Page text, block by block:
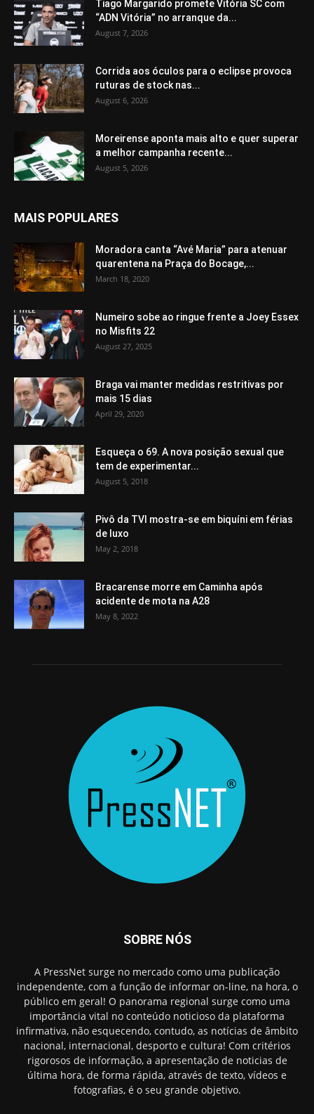
Tiago Margarido promete Vitória SC com
“ADN Vitória” no arranque da...
August 7, 2026
Corrida aos óculos para o eclipse provoca
ruturas de stock nas...
August 6, 2026
Moreirense aponta mais alto e quer superar
a melhor campanha recente...
August 5, 2026
MAIS POPULARES
Moradora canta “Avé Maria” para atenuar
quarentena na Praça do Bocage,...
March 18, 2020
Numeiro sobe ao ringue frente a Joey Essex
no Misfits 22
August 27, 2025
Braga vai manter medidas restritivas por
mais 15 dias
April 29, 2020
Esqueça o 69. A nova posição sexual que
tem de experimentar...
August 5, 2018
Pivô da TVI mostra-se em biquíni em férias
de luxo
May 2, 2018
Bracarense morre em Caminha após
acidente de mota na A28
May 8, 2022
SOBRE NÓS
A PressNet surge no mercado como uma publicação
independente, com a função de informar on-line, na hora, o
público em geral! O panorama regional surge como uma
importância vital no conteúdo noticioso da plataforma
infirmativa, não esquecendo, contudo, as notícias de âmbito
nacional, internacional, desporto e cultura! Com critérios
rigorosos de informação, a apresentação de noticias de
última hora, de forma rápida, através de texto, vídeos e
fotografias, é o seu grande objetivo.